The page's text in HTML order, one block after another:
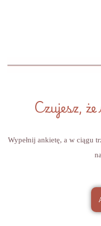
Czujesz,
Wypełnij ankietę, a w ciągu